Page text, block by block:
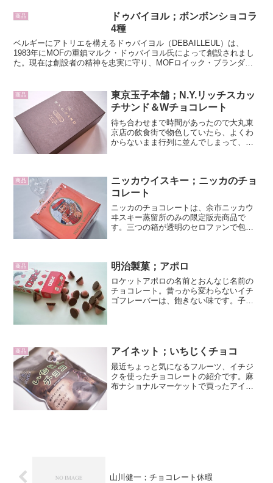
商品
ドゥバイヨル；ボンボンショコラ
4種
ベルギーにアトリエを構えるドゥバイヨル（DEBAILLEUL）は、
1983年にMOFの重鎮マルク・ドゥバイヨル氏によって創設されまし
た。現在は創設者の精神を忠実に守り、MOFロイック・ブランダン
商品
東京玉子本舗；N.Y.リッチスカッ
チサンド＆Wチョコレート
待ち合わせまで時間があったので大丸東
京店の飲食街で物色していたら、よくわ
からないまま行列に並んでしまって、
しいブランド...
商品
ニッカウイスキー；ニッカのチョ
コレート
ニッカのチョコレートは、余市ニッカウ
ヰスキー蒸留所のみの限定販売商品で
す。三つの箱が透明のセロファンで包ま
ラスを持つ男が描かれていま...
商品 明治製菓；アポロ
ロケットアポロの名前とおんなじ名前の
チョコレート。昔っから変わらないイチ
ゴフレーバーは、飽きない味です。子供
商品 アイネット；いちじくチョコ
最近ちょっと気になるフルーツ、イチジ
クを使ったチョコレートの紹介です。麻
布ナショナルマーケットで買ったアイネ
山川健一；チョコレート休暇